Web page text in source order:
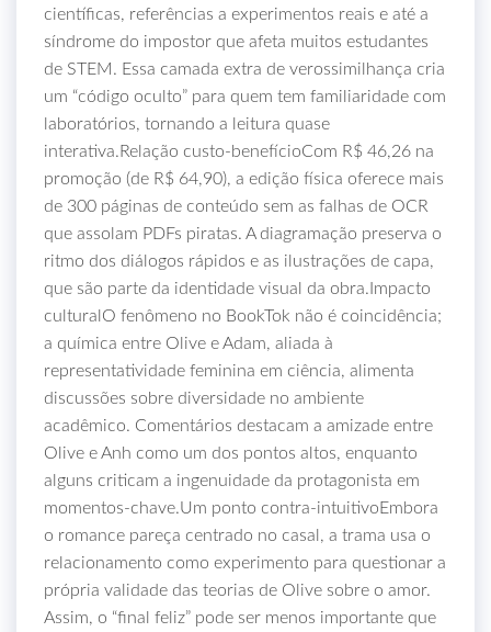
científicas, referências a experimentos reais e até a
síndrome do impostor que afeta muitos estudantes
de STEM. Essa camada extra de verossimilhança cria
um “código oculto” para quem tem familiaridade com
laboratórios, tornando a leitura quase
interativa.Relação custo‑benefícioCom R$ 46,26 na
promoção (de R$ 64,90), a edição física oferece mais
de 300 páginas de conteúdo sem as falhas de OCR
que assolam PDFs piratas. A diagramação preserva o
ritmo dos diálogos rápidos e as ilustrações de capa,
que são parte da identidade visual da obra.Impacto
culturalO fenômeno no BookTok não é coincidência;
a química entre Olive e Adam, aliada à
representatividade feminina em ciência, alimenta
discussões sobre diversidade no ambiente
acadêmico. Comentários destacam a amizade entre
Olive e Anh como um dos pontos altos, enquanto
alguns criticam a ingenuidade da protagonista em
momentos-chave.Um ponto contra‑intuitivoEmbora
o romance pareça centrado no casal, a trama usa o
relacionamento como experimento para questionar a
própria validade das teorias de Olive sobre o amor.
Assim, o “final feliz” pode ser menos importante que